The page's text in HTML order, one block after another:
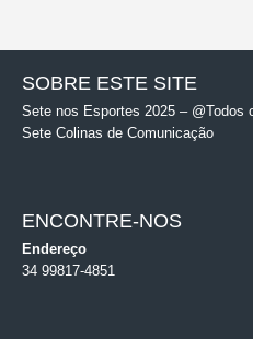
SOBRE ESTE SITE
Sete nos Esportes 2025 – @Todos
Sete Colinas de Comunicação
ENCONTRE-NOS
Endereço
34 99817-4851